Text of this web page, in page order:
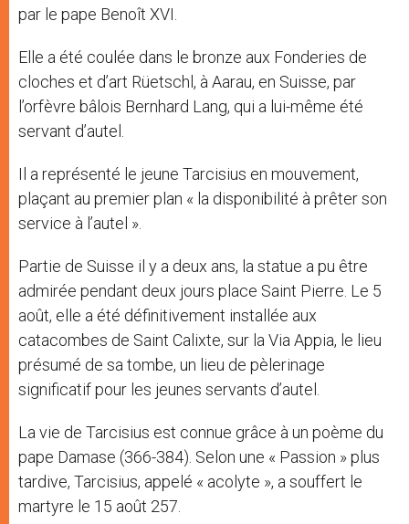
par le pape Benoît XVI.
Elle a été coulée dans le bronze aux Fonderies de
cloches et d’art Rüetschl, à Aarau, en Suisse, par
l’orfèvre bâlois Bernhard Lang, qui a lui-même été
servant d’autel.
Il a représenté le jeune Tarcisius en mouvement,
plaçant au premier plan « la disponibilité à prêter son
service à l’autel ».
Partie de Suisse il y a deux ans, la statue a pu être
admirée pendant deux jours place Saint Pierre. Le 5
août, elle a été définitivement installée aux
catacombes de Saint Calixte, sur la Via Appia, le lieu
présumé de sa tombe, un lieu de pèlerinage
significatif pour les jeunes servants d’autel.
La vie de Tarcisius est connue grâce à un poème du
pape Damase (366-384). Selon une « Passion » plus
tardive, Tarcisius, appelé « acolyte », a souffert le
martyre le 15 août 257.